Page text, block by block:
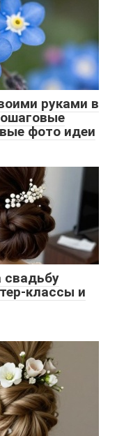
руками в
фото идеи
свадьбу
классы и